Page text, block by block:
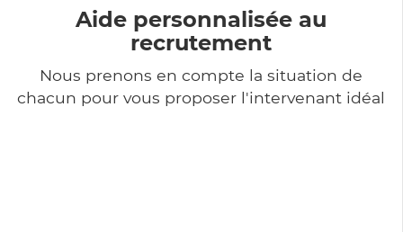
Aide personnalisée au
recrutement
Nous prenons en compte la situation de
chacun pour vous proposer l'intervenant idéal